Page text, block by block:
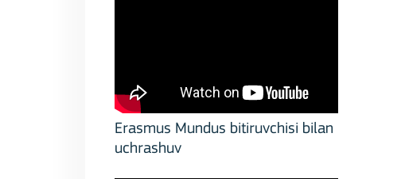
Erasmus Mundus bitiruvchisi bilan
uchrashuv